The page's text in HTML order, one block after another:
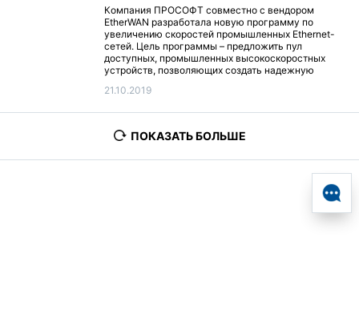
Компания ПРОСОФТ совместно с вендором
EtherWAN разработала новую программу по
увеличению скоростей промышленных Ethernet-
сетей. Цель программы – предложить пул
доступных, промышленных высокоскоростных
устройств, позволяющих создать надежную
21.10.2019
ПОКАЗАТЬ БОЛЬШЕ